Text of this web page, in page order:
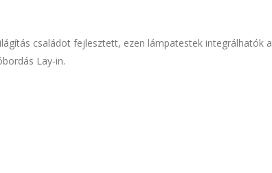
családot fejlesztett, ezen lámpatestek integrálhatók a
Lay-in.